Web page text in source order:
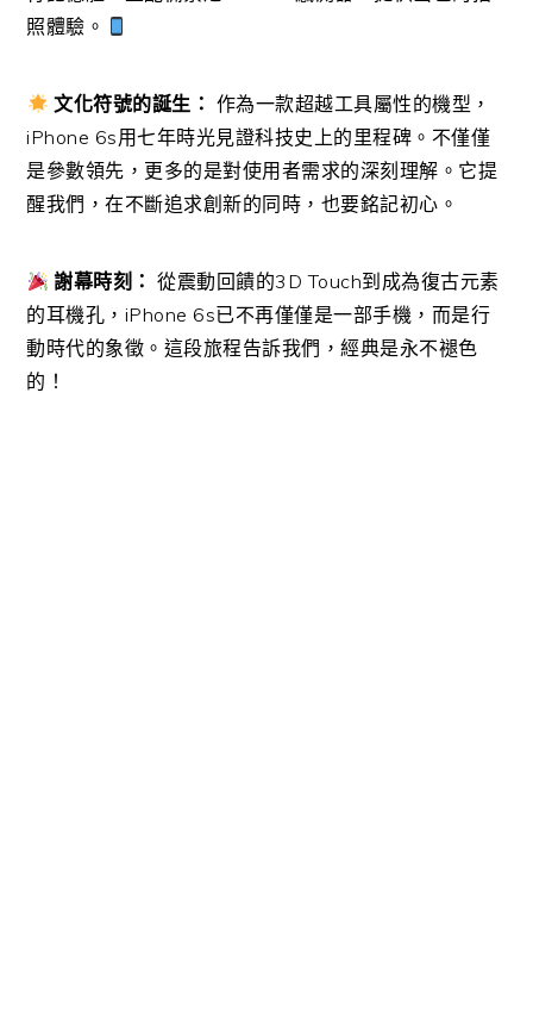
照體驗。
文化符號的誕生： 作為一款超越工具屬性的機型，
iPhone 6s用七年時光見證科技史上的里程碑。不僅僅
是參數領先，更多的是對使用者需求的深刻理解。它提
醒我們，在不斷追求創新的同時，也要銘記初心。
謝幕時刻： 從震動回饋的3D Touch到成為復古元素
的耳機孔，iPhone 6s已不再僅僅是一部手機，而是行
動時代的象徵。這段旅程告訴我們，經典是永不褪色
的！